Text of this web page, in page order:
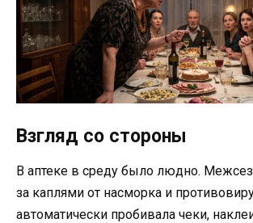
Взгляд со стороны
В аптеке в среду было людно.
за каплями от насморка и
автоматически пробивала чеки,